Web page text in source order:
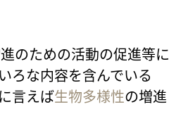
のための活動の促進等に
ろな内容を含んでいる
言えば生物多様性の増進